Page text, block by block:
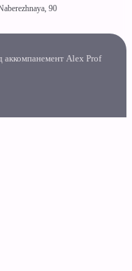
90
Alex Prof